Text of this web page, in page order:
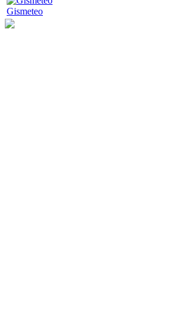
Gismeteo